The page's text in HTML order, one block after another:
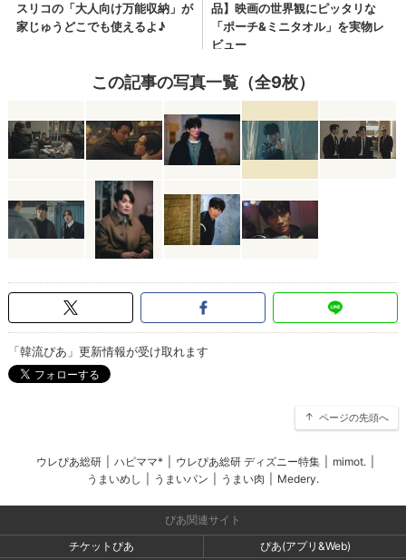
この記事の写真一覧（全9枚）
「韓流ぴあ」更新情報が受け取れます
ページの先頭へ
ウレぴあ総研 ハピママ* ウレぴあ総研 ディズニー特集 mimot.
うまいめし
うまいパン うまい肉 Medery.
ぴあ関連サイト
チケットぴあ
ぴあ(アプリ&Web)